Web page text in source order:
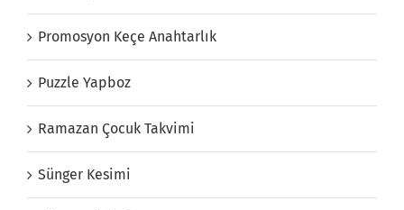
Promosyon Keçe Anahtarlık
Puzzle Yapboz
Ramazan Çocuk Takvimi
Sünger Kesimi